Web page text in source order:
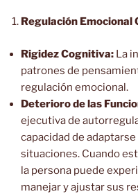
Regulación Emocional
Rigidez Cognitiva: La
patrones de
regulación emocional.
Deterioro de las
ejecutiva de
capacidad de
situaciones. Cuando
la persona puede
manejar y ajustar sus